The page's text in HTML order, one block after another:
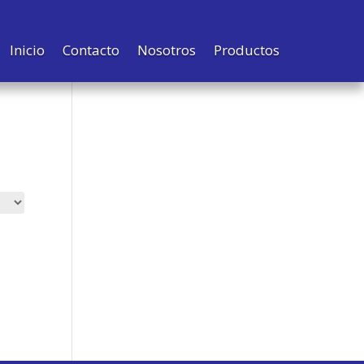
Inicio Contacto Nosotros Productos